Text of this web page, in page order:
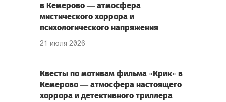
в Кемерово — атмосфера
мистического хоррора и
психологического напряжения
21 июля 2026
Квесты по мотивам фильма «Крик» в
Кемерово — атмосфера настоящего
хоррора и детективного триллера